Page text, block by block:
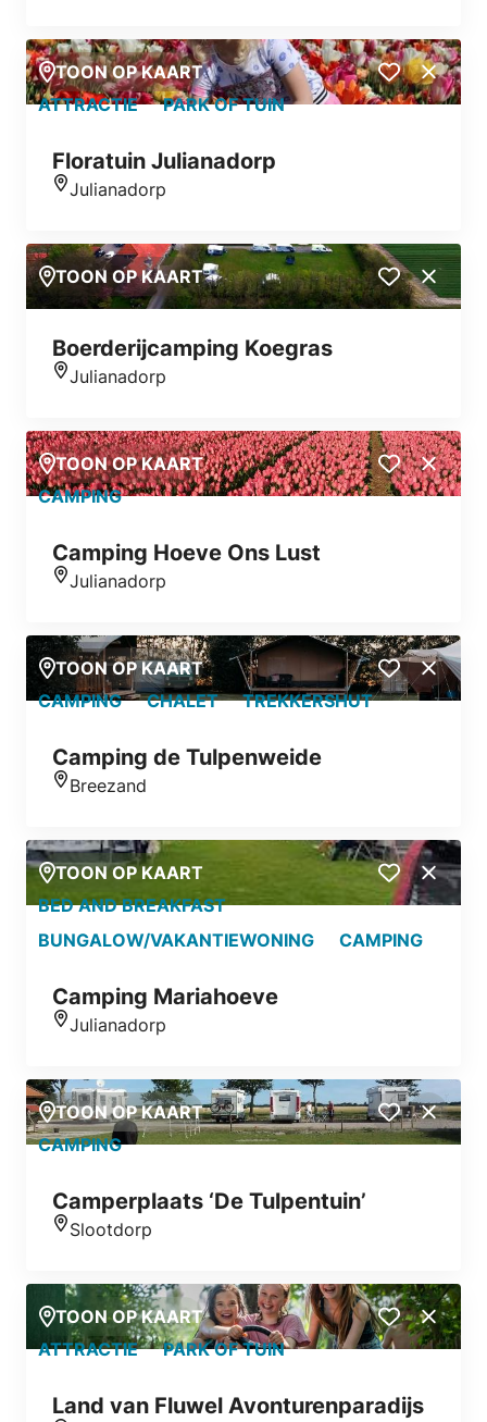
TOON OP KAART
Close
ATTRACTIE
PARK OF TUIN
Floratuin Julianadorp
Julianadorp
TOON OP KAART Close
Boerderijcamping Koegras
Julianadorp
TOON OP KAART
Close
CAMPING
Camping Hoeve Ons Lust
Julianadorp
TOON OP KAART
Close
CAMPING
CHALET TREKKERSHUT
Camping de Tulpenweide
Breezand
TOON OP KAART
Close
BED AND BREAKFAST
BUNGALOW/VAKANTIEWONING
CAMPING
Camping Mariahoeve
Julianadorp
TOON OP KAART
Close
CAMPING
Camperplaats ‘De Tulpentuin’
Slootdorp
TOON OP KAART
Close
ATTRACTIE
PARK OF TUIN
Land van Fluwel Avonturenparadijs